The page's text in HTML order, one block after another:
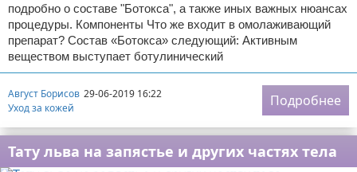
подробно о составе "Ботокса", а также иных важных нюансах
процедуры. Компоненты Что же входит в омолаживающий
препарат? Состав «Ботокса» следующий: Активным
веществом выступает ботулинический
Август Борисов 29-06-2019 16:22
Уход за кожей
Подробнее
Тату льва на запястье и других частях тела